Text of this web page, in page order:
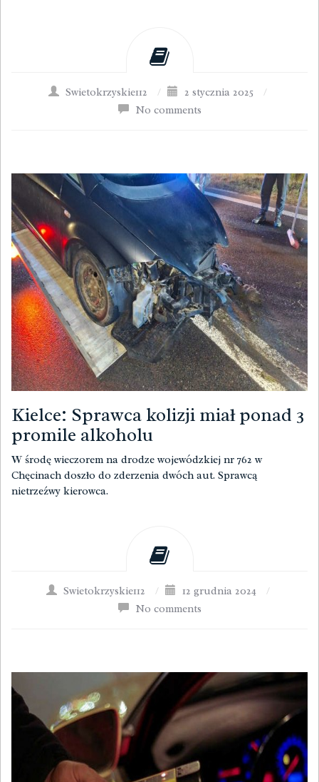
Swietokrzyskie112 / 2 stycznia 2025
/
No comments
Kielce: Sprawca kolizji miał ponad 3
promile alkoholu
W środę wieczorem na drodze wojewódzkiej nr 762 w
Chęcinach doszło do zderzenia dwóch aut. Sprawcą
nietrzeźwy kierowca.
Swietokrzyskie112 / 12 grudnia 2024
/
No comments